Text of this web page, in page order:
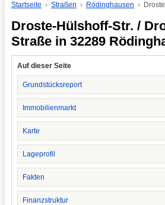
Startseite Straßen Rödinghausen
Droste-Hülshoff-Str. /
Straße in 32289
Auf dieser Seite
Grundstücksreport
Immobilienmarkt
Karte
Lageprofil
Fakten
Finanzstruktur